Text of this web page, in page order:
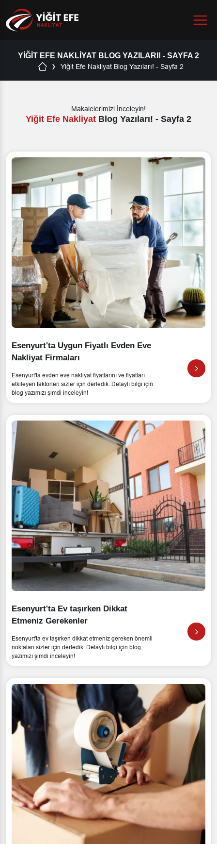
Menu
YIĞIT EFE NAKLIYAT BLOG YAZILARI! - SAYFA 2
Yiğit Efe Nakliyat Blog Yazıları! - Sayfa 2
Makalelerimizi İnceleyin!
Yiğit Efe Nakliyat Blog Yazıları! - Sayfa 2
Esenyurt'ta Uygun Fiyatlı Evden Eve
Nakliyat Firmaları
Esenyurt'ta evden eve nakliyat fiyatlarını ve fiyatları
etkileyen faktörleri sizler için derledik. Detaylı bilgi için
blog yazımızı şimdi inceleyin!
Esenyurt'ta Ev taşırken Dikkat
Etmeniz Gerekenler
Esenyurt'ta ev taşırken dikkat etmeniz gereken önemli
noktaları sizler için derledik. Detaylı bilgi için blog
yazımızı şimdi inceleyin!